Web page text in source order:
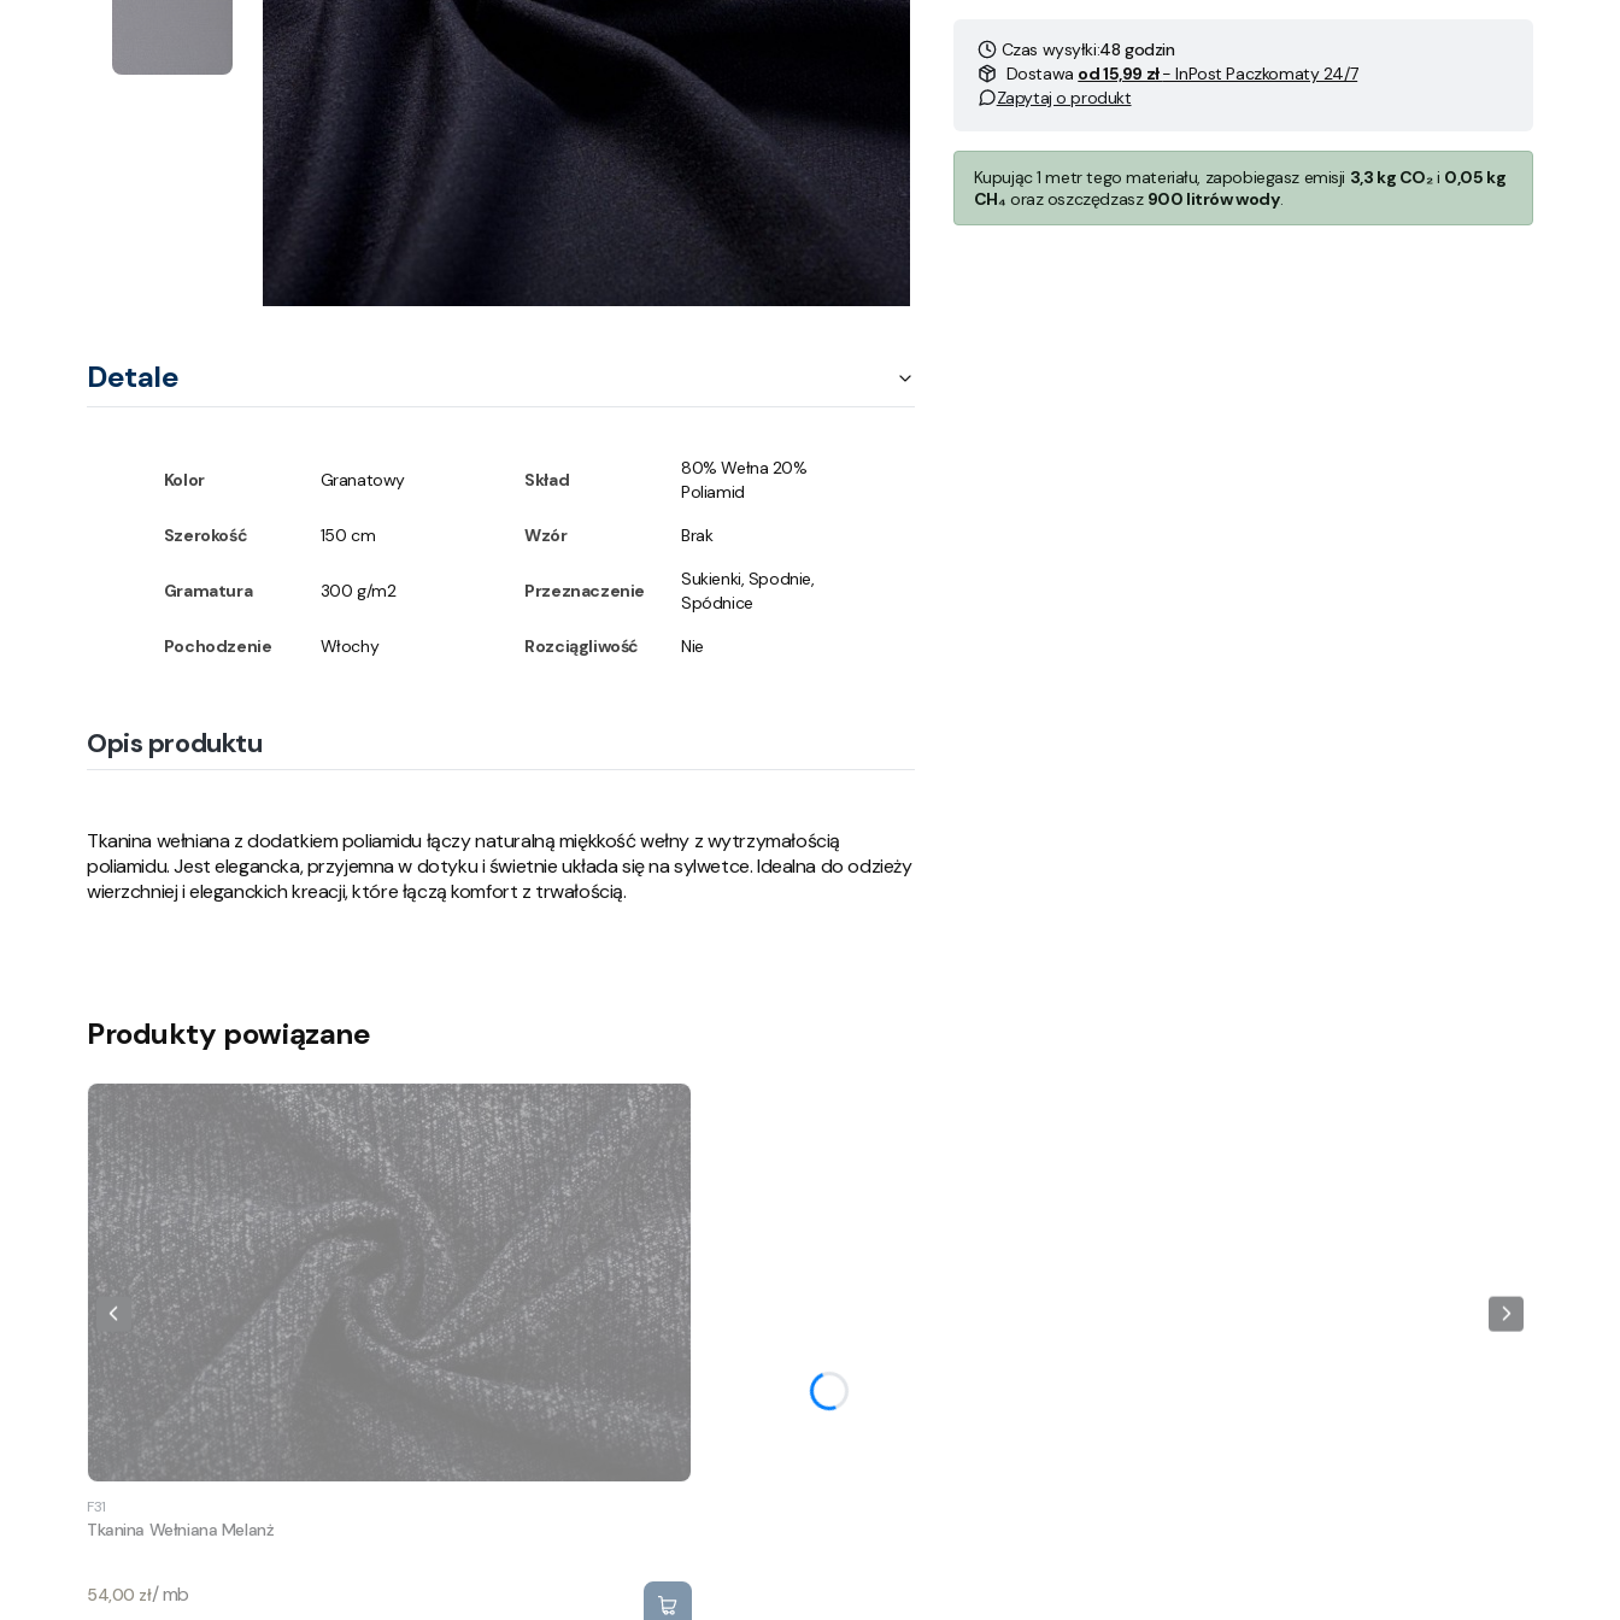
Detale
Kolor Granatowy Skład
80% Wełna 20%
Poliamid
Szerokość
150 cm Wzór Brak
Gramatura 300 g/m2 Przeznaczenie
Sukienki, Spodnie,
Spódnice
Pochodzenie
Włochy Rozciągliwość Nie
Opis produktu
Tkanina wełniana z dodatkiem poliamidu łączy naturalną miękkość wełny z wytrzymałością
poliamidu. Jest elegancka, przyjemna w dotyku i świetnie układa się na sylwetce. Idealna do odzieży
wierzchniej i eleganckich kreacji, które łączą komfort z trwałością.
Czas wysyłki:48 godzin
Dostawa od 15,99 zł- InPost Paczkomaty 24/7
Zapytaj o produkt
Kupując 1 metr tego materiału, zapobiegasz emisji 3,3 kg CO₂i 0,05 kg
CH₄ oraz oszczędzasz 900 litrów wody.
Produkty powiązane
F31
Tkanina Wełniana Melanż
Cena
54,00 zł/ mb